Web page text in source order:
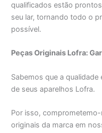
qualificados estão
seu lar, tornando todo o
possível.
Peças Originais Lofra:
Sabemos que a
de seus aparelhos Lofra.
Por isso,
originais da marca em